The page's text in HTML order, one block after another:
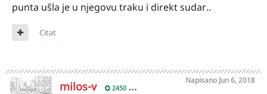
punta ušla je u njegovu traku i direkt sudar..
Citat
milos-v 2450
Napisano Jun 6, 2018